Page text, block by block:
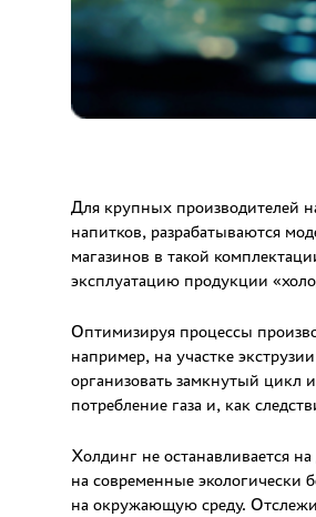
Для крупных производителей
напитков, разрабатываются
магазинов в такой
эксплуатацию продукции
Оптимизируя процессы
например, на участке
организовать замкнутый цикл
потребление газа и, как
Холдинг не останавливается
на современные экологически
на окружающую среду.